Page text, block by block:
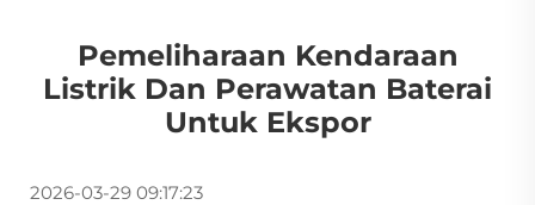
Pemeliharaan Kendaraan
Listrik Dan Perawatan Baterai
Untuk Ekspor
2026-03-29 09:17:23